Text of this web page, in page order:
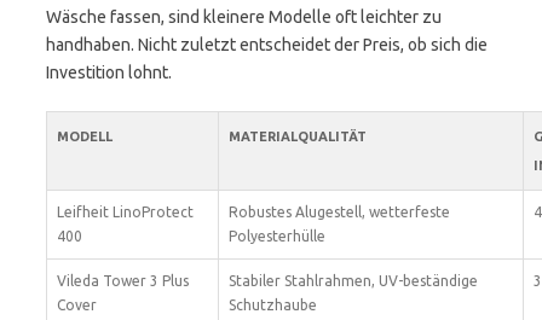
Wäsche fassen, sind kleinere Modelle oft leichter zu
handhaben. Nicht zuletzt entscheidet der Preis, ob sich die
Investition lohnt.
MODELL MATERIALQUALITÄT
Leifheit LinoProtect
400
Robustes Alugestell, wetterfeste
Polyesterhülle
Vileda Tower 3 Plus
Cover
Stabiler Stahlrahmen, UV-beständige
Schutzhaube